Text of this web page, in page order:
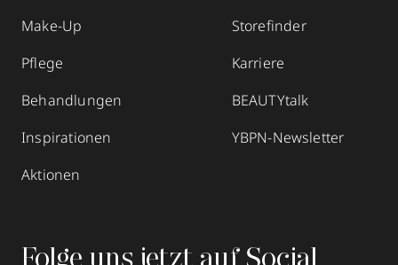
Make-Up
Pflege
Behandlungen
Inspirationen
Aktionen
Storefinder
Karriere
BEAUTYtalk
YBPN-Newsletter